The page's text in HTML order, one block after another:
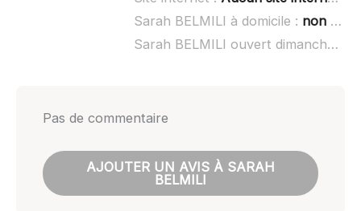
Sarah BELMILI à domicile : non renseigné
Sarah BELMILI ouvert dimanche :
Pas de commentaire
AJOUTER UN AVIS À SARAH
BELMILI